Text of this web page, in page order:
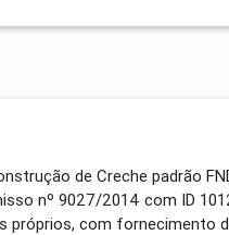
de Creche padrão
nº 9027/2014 com ID
próprios, com fornecimento